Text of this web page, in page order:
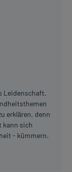
Leidenschaft.
erklären, denn
kann sich
- kümmern.